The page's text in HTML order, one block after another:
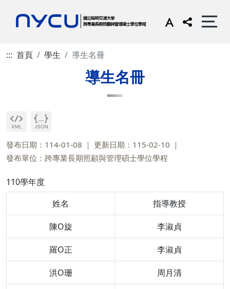
::: 首頁 學生 導生名冊
導生名冊
發布日期：114-01-08
更新日期：115-02-10
發布單位：跨專業長期照顧與管理碩士學位學程
110學年度
姓名
指導教授
陳O旋 李淑貞
羅O正 李淑貞
洪O珊 周月清